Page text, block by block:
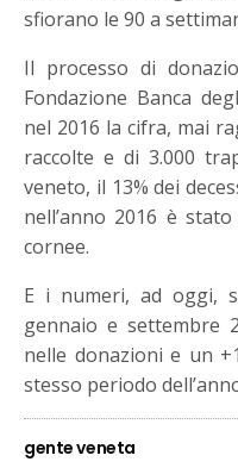
sfiorano le 90 a
Il processo di
Fondazione Banca
nel 2016 la cifra, mai
raccolte e di 3.000
veneto, il 13% dei
nell’anno 2016 è
cornee.
E i numeri, ad oggi,
gennaio e settembre
nelle donazioni e un
stesso periodo
gente veneta